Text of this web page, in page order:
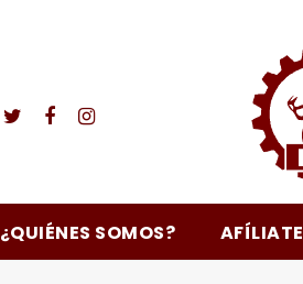
Twitter
FacebookInstagram
¿QUIÉNES SOMOS? AFÍLIATE